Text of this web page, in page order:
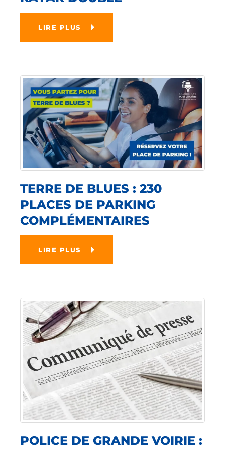
LIRE PLUS
TERRE DE BLUES : 230
PLACES DE PARKING
COMPLÉMENTAIRES
LIRE PLUS
POLICE DE GRANDE VOIRIE :